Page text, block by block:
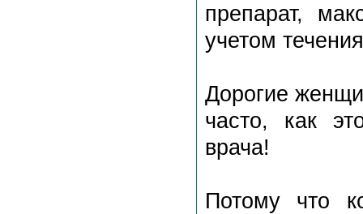
препарат,
учетом
Дорогие
часто, как
врача!
Потому что